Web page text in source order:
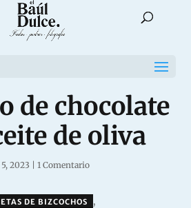
de chocolate
de oliva
2023 1 Comentario
DE BIZCOCHOS ,